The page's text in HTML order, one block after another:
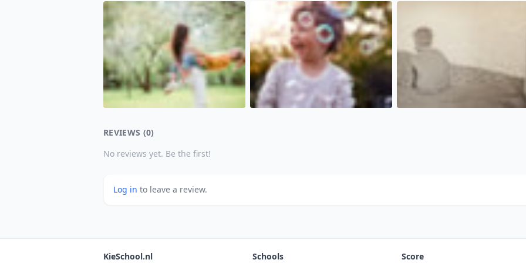
REVIEWS (0)
No reviews yet. Be the first!
Log in to leave a review.
KieSchool.nl Schools Score